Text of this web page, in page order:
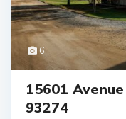
6
15601
93274